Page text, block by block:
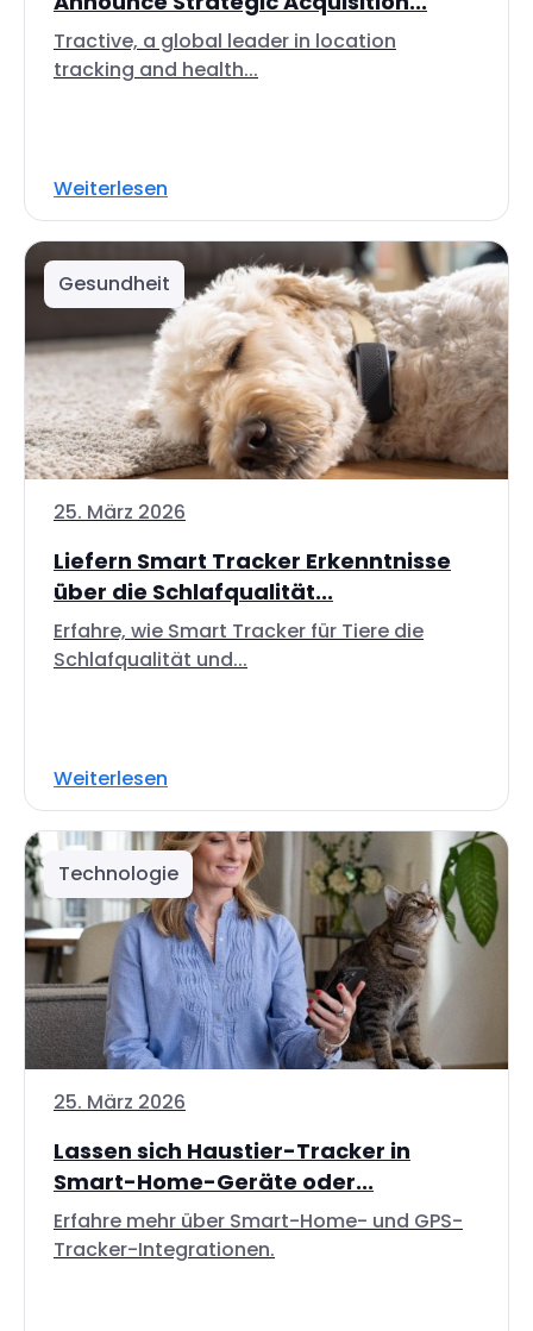
Tractive, a global leader in location
tracking and health...
Weiterlesen
Gesundheit
25. März 2026
Liefern Smart Tracker Erkenntnisse
über die Schlafqualität...
Erfahre, wie Smart Tracker für Tiere die
Schlafqualität und...
Weiterlesen
Technologie
25. März 2026
Lassen sich Haustier-Tracker in
Smart-Home-Geräte oder...
Erfahre mehr über Smart-Home- und GPS-
Tracker-Integrationen.